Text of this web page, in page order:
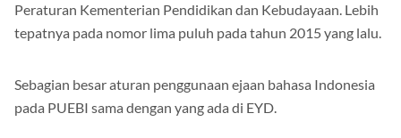
Peraturan Kementerian Pendidikan dan Kebudayaan. Lebih
tepatnya pada nomor lima puluh pada tahun 2015 yang lalu.
Sebagian besar aturan penggunaan ejaan bahasa Indonesia
pada PUEBI sama dengan yang ada di EYD.